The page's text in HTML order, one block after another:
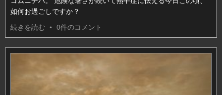
如何お過ごしですか？
続きを読む • 0件のコメント